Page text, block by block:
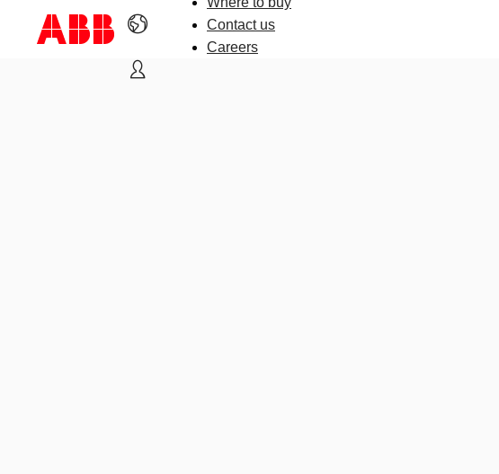
Contact us
Careers